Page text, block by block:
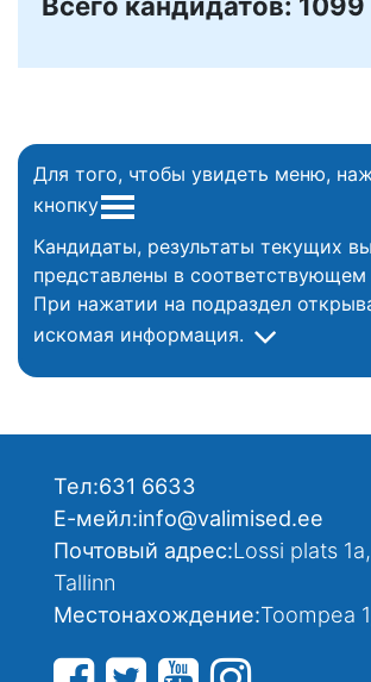
Для того, чтобы увидеть меню,
кнопку
Кандидаты, результаты текущих
представлены в соответствующем
При нажатии на подраздел
искомая информация.
Тел:631 6633
Е-мейл:info@valimised.ee
Почтовый адрес:Lossi plats
Tallinn
Местонахождение:Toompea